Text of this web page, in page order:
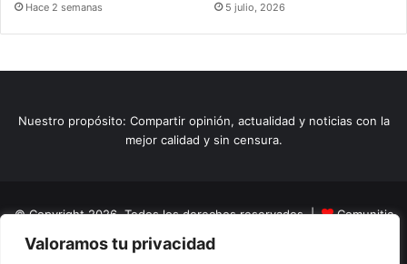
Valoramos tu privacidad
Hace 2 semanas 5 julio, 2026
Nuestro propósito: Compartir opinión, actualidad y noticias con la
mejor calidad y sin censura.
© Copyright 2026, Todos los derechos reservados |
Comunitic
SAS BICNit 901228106